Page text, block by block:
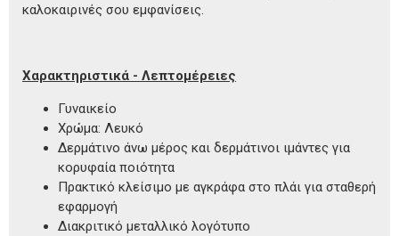
καλοκαιρινές σου εμφανίσεις.
Χαρακτηριστικά - Λεπτομέρειες
Γυναικείο
Χρώμα: Λευκό
Δερμάτινο άνω μέρος και δερμάτινοι ιμάντες για
κορυφαία ποιότητα
Πρακτικό κλείσιμο με αγκράφα στο πλάι για σταθερή
εφαρμογή
Διακριτικό μεταλλικό λογότυπο